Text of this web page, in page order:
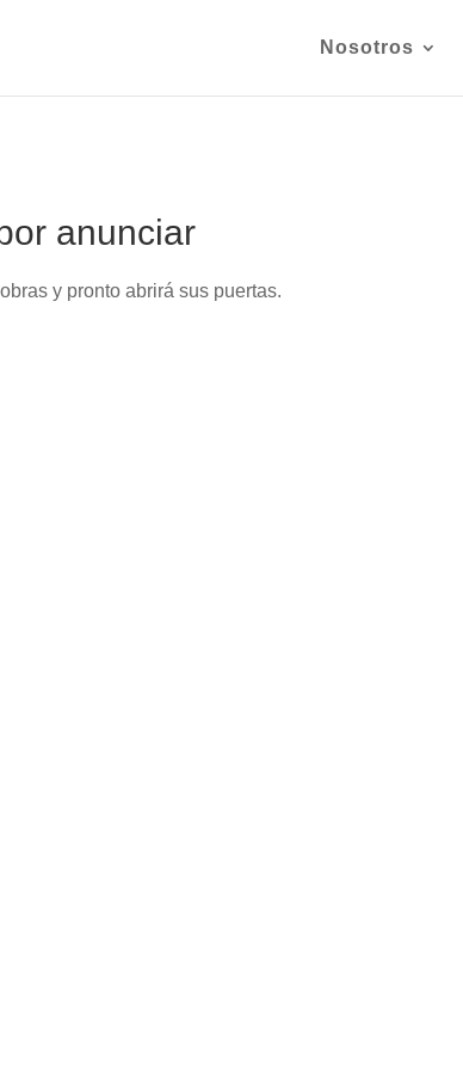
Nosotros
anunciar
y pronto abrirá sus puertas.